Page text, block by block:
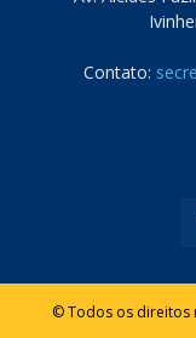
Contato:
© Todos os direitos